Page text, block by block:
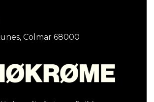
Colmar 68000